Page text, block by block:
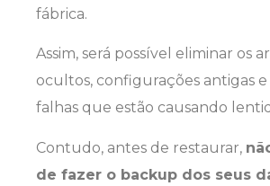
fábrica.
Assim, será possível eliminar os
ocultos, configurações antigas e
falhas que estão causando
Contudo, antes de restaurar,
de fazer o backup dos seus